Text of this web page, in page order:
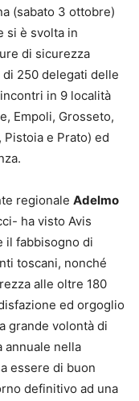
(sabato 3 ottobre)
si è svolta in
di sicurezza
250 delegati delle
in 9 località
Empoli, Grosseto,
Pistoia e Prato) ed
regionale Adelmo
ha visto Avis
il fabbisogno di
toscani, nonché
alle oltre 180
ed orgoglio
grande volontà di
annuale nella
essere di buon
definitivo ad una